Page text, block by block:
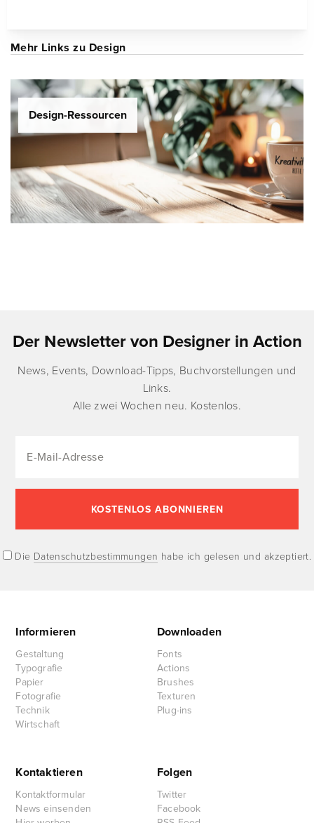
Mehr Links zu Design
Design-Ressourcen
Der Newsletter von Designer in Action
News, Events, Download-Tipps, Buchvorstellungen und
Links.
Alle zwei Wochen neu. Kostenlos.
Die Datenschutzbestimmungen habe ich gelesen und akzeptiert.
Informieren
Gestaltung
Typografie
Papier
Fotografie
Technik
Wirtschaft
Downloaden
Fonts
Actions
Brushes
Texturen
Plug-ins
Kontaktieren
Kontaktformular
News einsenden
Folgen
Twitter
Facebook